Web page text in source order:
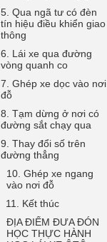
5. Qua ngã tư có đèn
tín hiệu điều khiển giao
thông
6. Lái xe qua đường
vòng quanh co
7. Ghép xe dọc vào nơi
đỗ
8. Tạm dừng ở nơi có
đường sắt chạy qua
9. Thay đổi số trên
đường thẳng
10. Ghép xe ngang
vào nơi đỗ
11. Kết thúc
ĐỊA ĐIỂM ĐƯA ĐÓN
HỌC THỰC HÀNH